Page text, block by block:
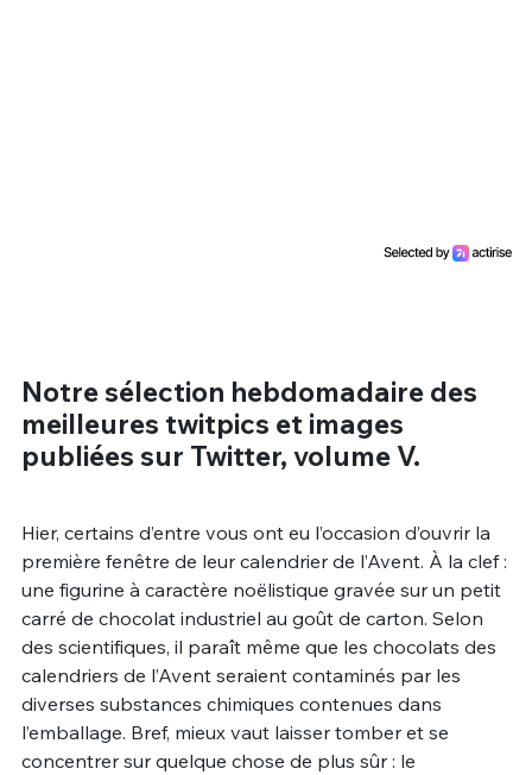
Notre sélection hebdomadaire des
meilleures twitpics et images
publiées sur Twitter, volume V.
Hier, certains d’entre vous ont eu l’occasion d’ouvrir la
première fenêtre de leur calendrier de l’Avent. À la clef :
une figurine à caractère noëlistique gravée sur un petit
carré de chocolat industriel au goût de carton. Selon
des scientifiques, il paraît même que les chocolats des
calendriers de l’Avent seraient contaminés par les
diverses substances chimiques contenues dans
l’emballage. Bref, mieux vaut laisser tomber et se
concentrer sur quelque chose de plus sûr : le